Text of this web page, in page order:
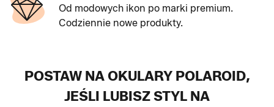
Od modowych ikon po marki premium.
Codziennie nowe produkty.
POSTAW NA OKULARY POLAROID,
JEŚLI LUBISZ STYL NA